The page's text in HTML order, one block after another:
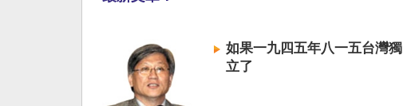
如果一九四五年八一五台灣獨
立了